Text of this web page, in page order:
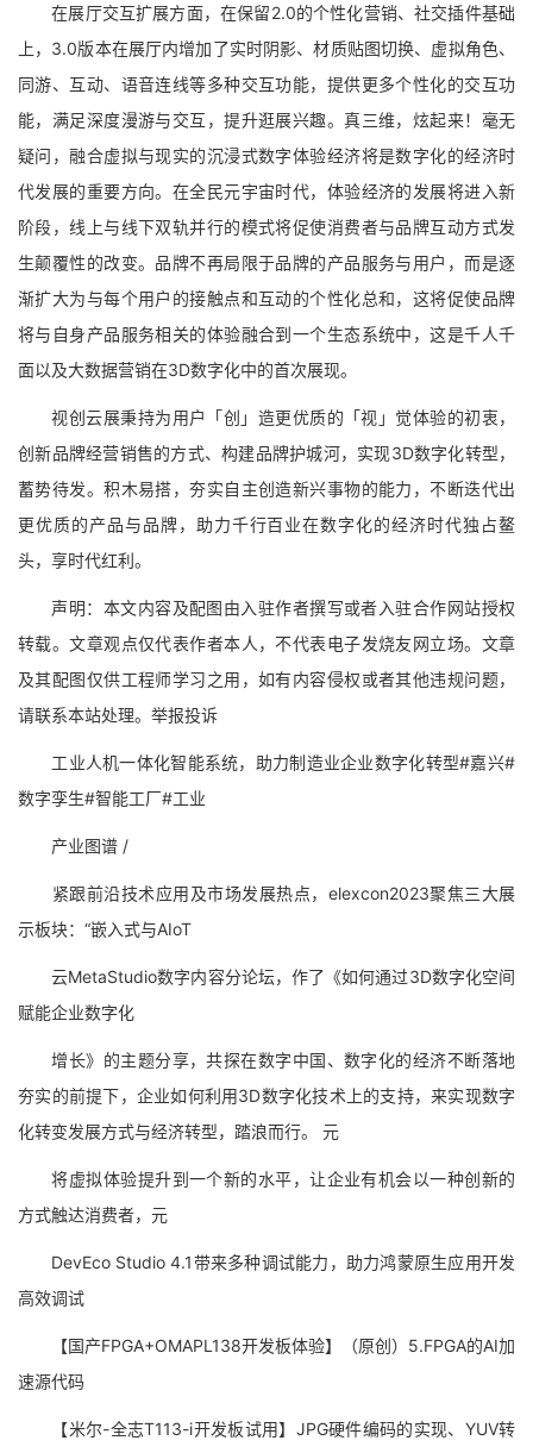
在展厅交互扩展方面，在保留2.0的个性化营销、社交插件基础
上，3.0版本在展厅内增加了实时阴影、材质贴图切换、虚拟角色、
同游、互动、语音连线等多种交互功能，提供更多个性化的交互功
能，满足深度漫游与交互，提升逛展兴趣。真三维，炫起来！毫无
疑问，融合虚拟与现实的沉浸式数字体验经济将是数字化的经济时
代发展的重要方向。在全民元宇宙时代，体验经济的发展将进入新
阶段，线上与线下双轨并行的模式将促使消费者与品牌互动方式发
生颠覆性的改变。品牌不再局限于品牌的产品服务与用户，而是逐
渐扩大为与每个用户的接触点和互动的个性化总和，这将促使品牌
将与自身产品服务相关的体验融合到一个生态系统中，这是千人千
面以及大数据营销在3D数字化中的首次展现。
视创云展秉持为用户「创」造更优质的「视」觉体验的初衷，
创新品牌经营销售的方式、构建品牌护城河，实现3D数字化转型，
蓄势待发。积木易搭，夯实自主创造新兴事物的能力，不断迭代出
更优质的产品与品牌，助力千行百业在数字化的经济时代独占鳌
头，享时代红利。
声明：本文内容及配图由入驻作者撰写或者入驻合作网站授权
转载。文章观点仅代表作者本人，不代表电子发烧友网立场。文章
及其配图仅供工程师学习之用，如有内容侵权或者其他违规问题，
请联系本站处理。举报投诉
工业人机一体化智能系统，助力制造业企业数字化转型#嘉兴#
数字孪生#智能工厂#工业
产业图谱 /
紧跟前沿技术应用及市场发展热点，elexcon2023聚焦三大展
示板块：“嵌入式与AIoT
云MetaStudio数字内容分论坛，作了《如何通过3D数字化空间
赋能企业数字化
增长》的主题分享，共探在数字中国、数字化的经济不断落地
夯实的前提下，企业如何利用3D数字化技术上的支持，来实现数字
化转变发展方式与经济转型，踏浪而行。 元
将虚拟体验提升到一个新的水平，让企业有机会以一种创新的
方式触达消费者，元
DevEco Studio 4.1带来多种调试能力，助力鸿蒙原生应用开发
高效调试
【国产FPGA+OMAPL138开发板体验】（原创）5.FPGA的AI加
速源代码
【米尔-全志T113-i开发板试用】JPG硬件编码的实现、YUV转